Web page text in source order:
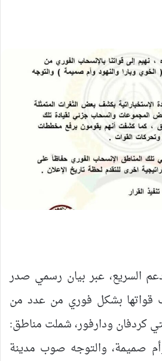
السريع، عبر بيان رسمي صدر
قواتها بشكل فوري من عدد من
كردفان ودارفور، شملت مناطق:
وأم صميمة، والتوجه صوب مدينة